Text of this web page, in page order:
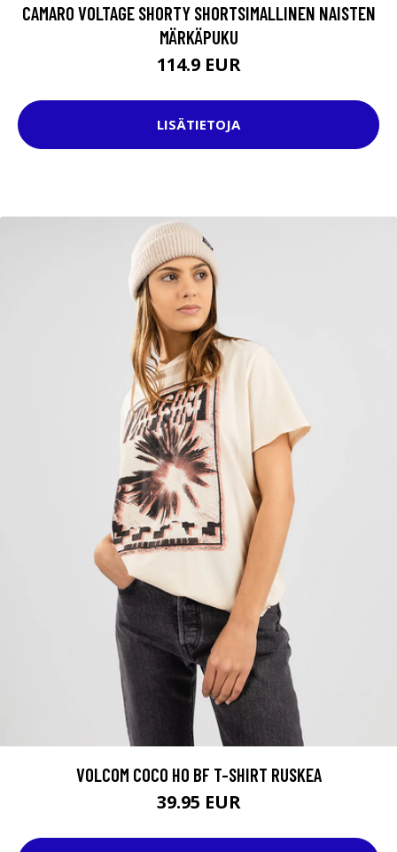
CAMARO VOLTAGE SHORTY SHORTSIMALLINEN NAISTEN
MÄRKÄPUKU
114.9 EUR
LISÄTIETOJA
VOLCOM COCO HO BF T-SHIRT RUSKEA
39.95 EUR